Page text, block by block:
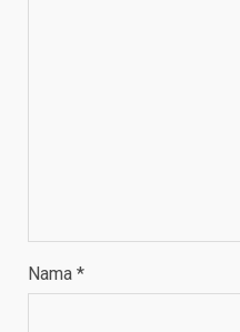
Nama *